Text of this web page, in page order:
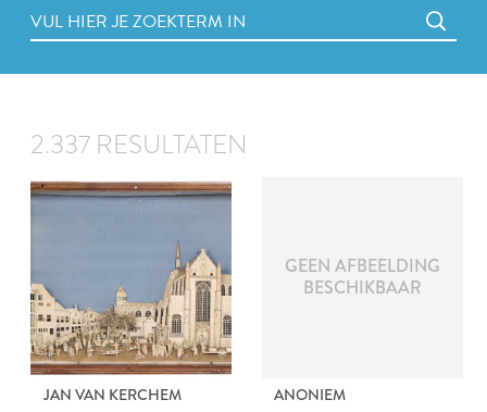
2.337 RESULTATEN
JAN VAN KERCHEM
GEEN AFBEELDING
BESCHIKBAAR
ANONIEM